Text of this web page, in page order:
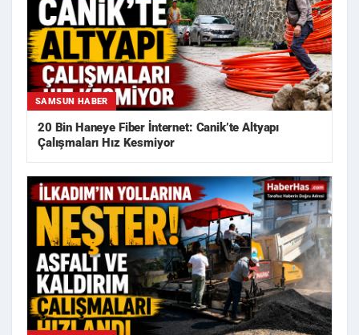
SAMSUN HABER
20 Bin Haneye Fiber İnternet: Canik’te Altyapı
Çalışmaları Hız Kesmiyor